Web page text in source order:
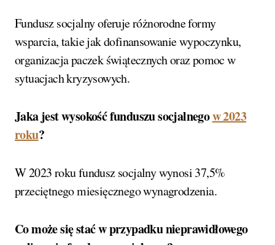
Fundusz socjalny oferuje różnorodne formy
wsparcia, takie jak dofinansowanie wypoczynku,
organizacja paczek świątecznych oraz pomoc w
sytuacjach kryzysowych.
Jaka jest wysokość funduszu socjalnegow 2023
roku?
W 2023 roku fundusz socjalny wynosi 37,5%
przeciętnego miesięcznego wynagrodzenia.
Co może się stać w przypadku nieprawidłowego